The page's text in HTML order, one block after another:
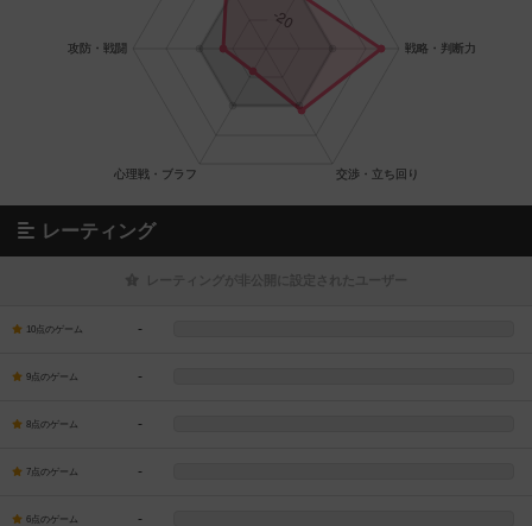
レーティング
10点のゲーム -
9点のゲーム -
8点のゲーム -
7点のゲーム -
6点のゲーム -